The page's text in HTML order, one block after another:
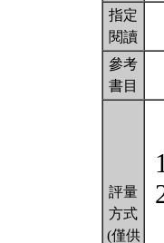
指定
閱讀
參考
書目
評量
方式
(僅供